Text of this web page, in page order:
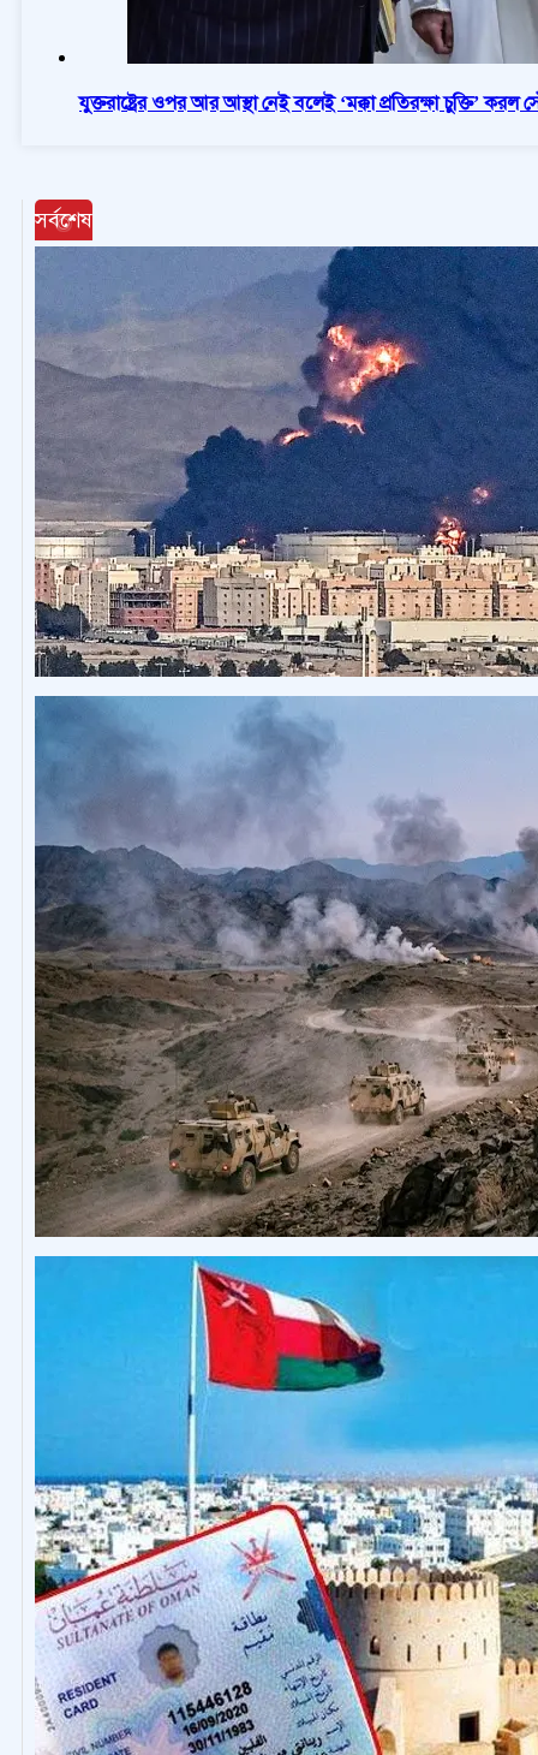
যুক্তরাষ্ট্রের ওপর আর আস্থা নেই বলেই ‘মক্কা প্রতিরক্ষা চুক্তি’ করল
সর্বশেষ